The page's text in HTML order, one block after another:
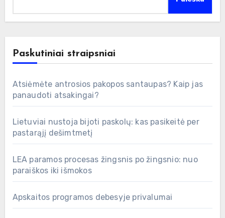
Paskutiniai straipsniai
Atsiėmėte antrosios pakopos santaupas? Kaip jas
panaudoti atsakingai?
Lietuviai nustoja bijoti paskolų: kas pasikeitė per
pastarąjį dešimtmetį
LEA paramos procesas žingsnis po žingsnio: nuo
paraiškos iki išmokos
Apskaitos programos debesyje privalumai